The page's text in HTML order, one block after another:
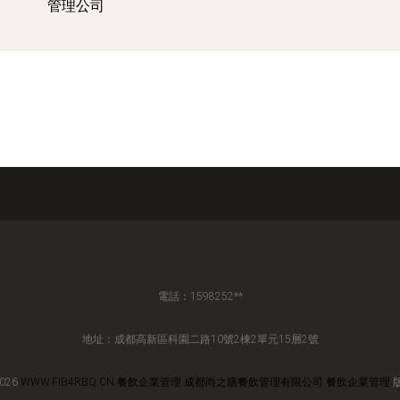
管理公司
電話：1598252**
地址：成都高新區科園二路10號2棟2單元15層2號
WWW.FIB4RBQ.CN 餐飲企業管理 成都尚之膳餐飲管理有限公司 餐飲企業管理